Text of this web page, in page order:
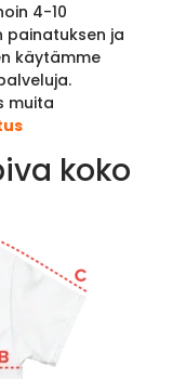
4-10
ja
käytämme
muita
koko